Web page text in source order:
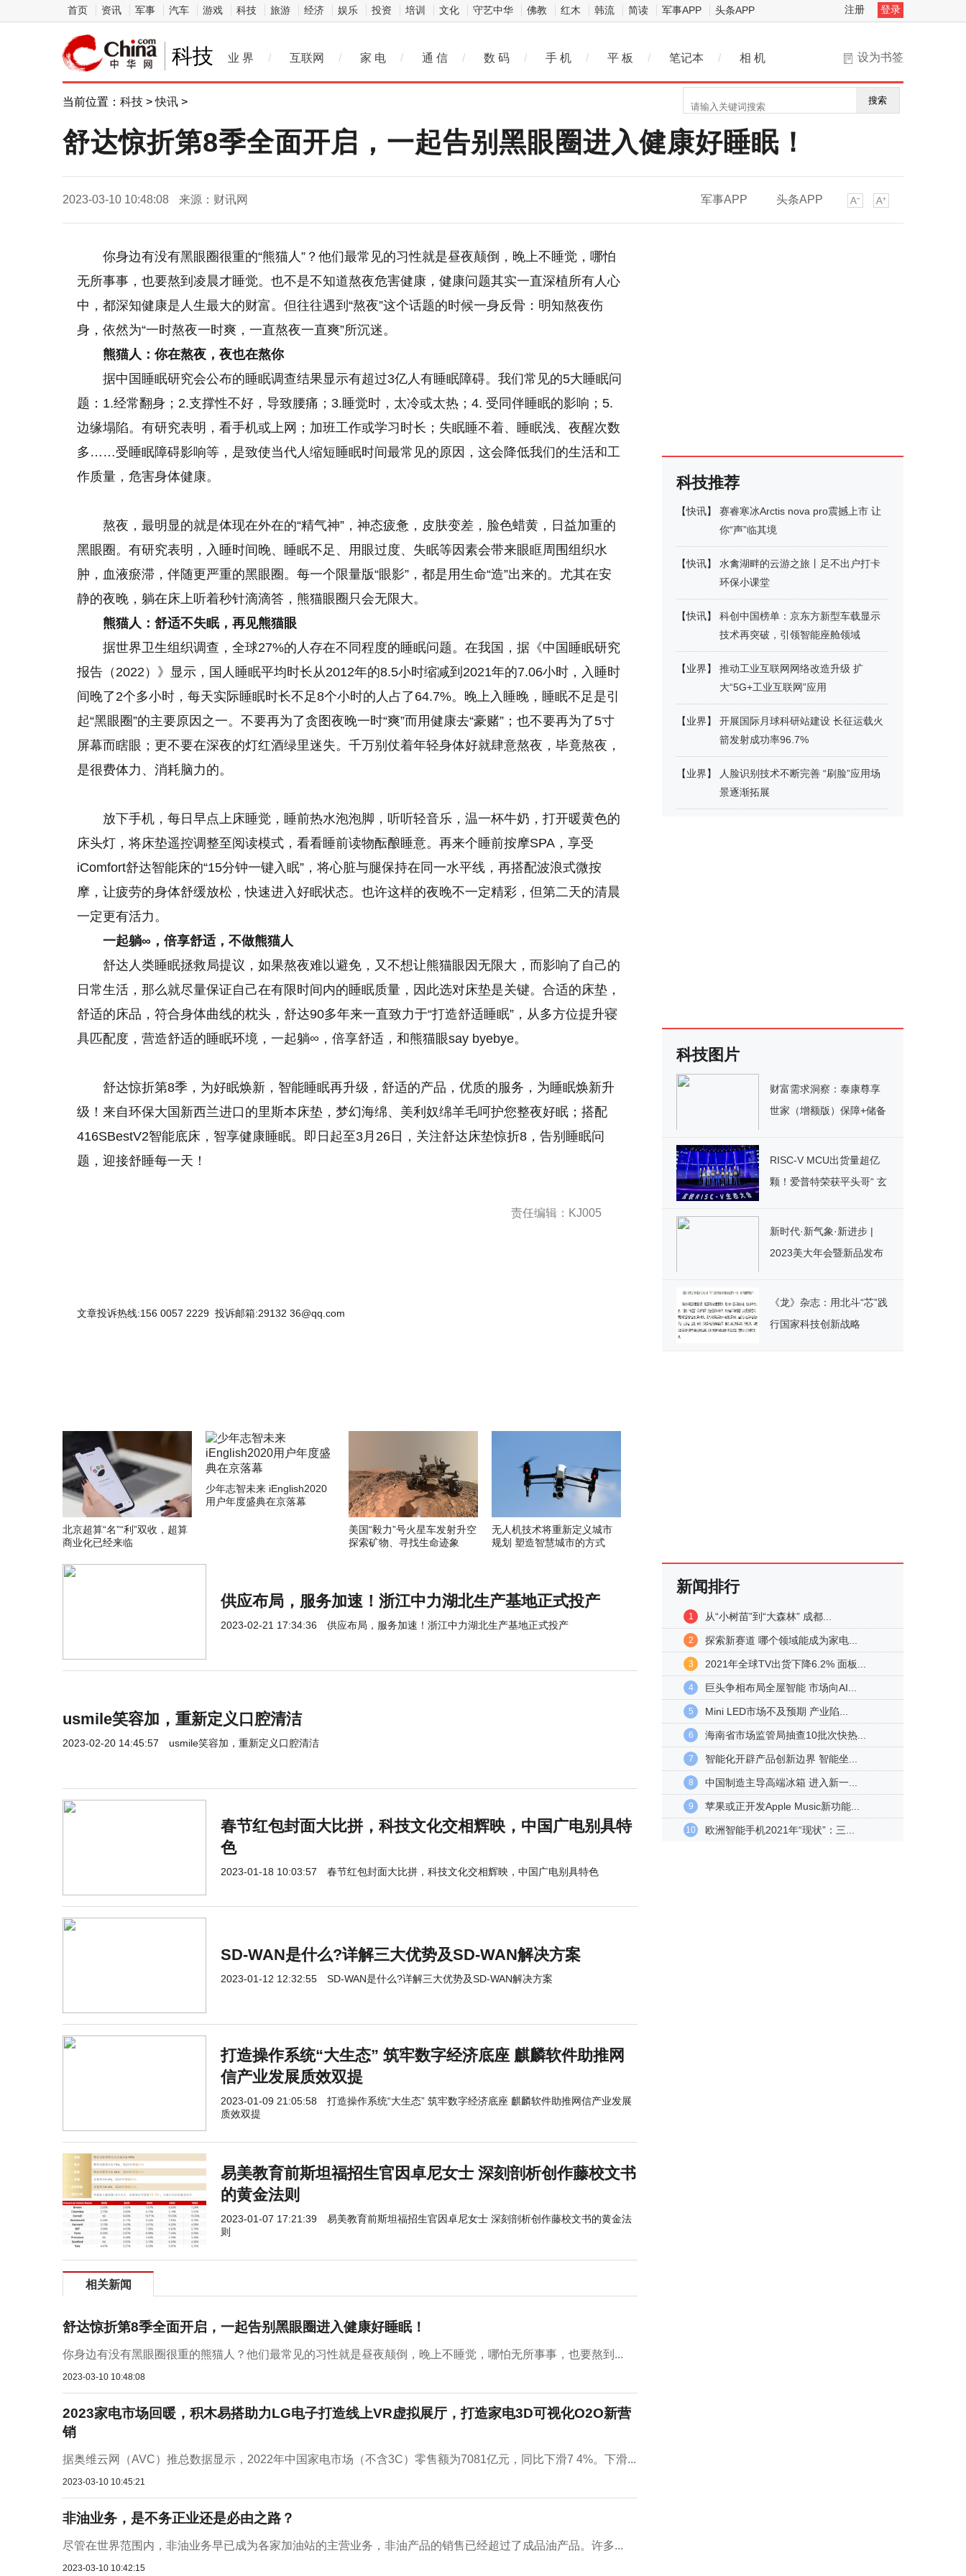
首页 资讯 军事 汽车 游戏 科技 旅游 经济 娱乐 投资 培训 文化 守艺中华 佛教 红木 韩流 简读 军事APP 头条APP 注册 登录
科技 设为书签
业 界 / 互联网 / 家 电 / 通 信 / 数 码 / 手 机 / 平 板 / 笔记本 / 相 机
当前位置： 科技 >快讯 > 搜索
舒达惊折第8季全面开启，一起告别黑眼圈进入健康好睡眠！
2023-03-10 10:48:08 来源：财讯网 军事APP 头条APP
你身边有没有黑眼圈很重的“熊猫人”？他们最常见的习性就是昼夜颠倒，晚上不睡觉，哪怕
无所事事，也要熬到凌晨才睡觉。也不是不知道熬夜危害健康，健康问题其实一直深植所有人心
中，都深知健康是人生最大的财富。但往往遇到“熬夜”这个话题的时候一身反骨：明知熬夜伤
身，依然为“一时熬夜一时爽，一直熬夜一直爽”所沉迷。
熊猫人：你在熬夜，夜也在熬你
据中国睡眠研究会公布的睡眠调查结果显示有超过3亿人有睡眠障碍。我们常见的5大睡眠问
题：1.经常翻身；2.支撑性不好，导致腰痛；3.睡觉时，太冷或太热；4. 受同伴睡眠的影响；5.
边缘塌陷。有研究表明，看手机或上网；加班工作或学习时长；失眠睡不着、睡眠浅、夜醒次数
多……受睡眠障碍影响等，是致使当代人缩短睡眠时间最常见的原因，这会降低我们的生活和工
作质量，危害身体健康。
熬夜，最明显的就是体现在外在的“精气神”，神态疲惫，皮肤变差，脸色蜡黄，日益加重的
黑眼圈。有研究表明，入睡时间晚、睡眠不足、用眼过度、失眠等因素会带来眼眶周围组织水
肿，血液瘀滞，伴随更严重的黑眼圈。每一个限量版“眼影”，都是用生命“造”出来的。尤其在安
静的夜晚，躺在床上听着秒针滴滴答，熊猫眼圈只会无限大。
熊猫人 ： 舒适不失眠，再见熊猫眼
据世界卫生组织调查，全球27%的人存在不同程度的睡眠问题。在我国，据《中国睡眠研究
报告（2022）》显示，国人睡眠平均时长从2012年的8.5小时缩减到2021年的7.06小时，入睡时
间晚了2个多小时，每天实际睡眠时长不足8个小时的 人占了64.7%。晚上入睡晚，睡眠不足是引
起“黑眼圈”的主要原因之一。不要再为了贪图夜晚一时“爽”而用健康去“豪赌”；也不要再为了5寸
屏幕而瞎眼；更不要在深夜的灯红酒绿里迷失。千万别仗着年轻身体好就肆意熬夜，毕竟熬夜，
是很费体力、消耗脑力的。
放下手机，每日早点上床睡觉，睡前热水泡泡脚，听听轻音乐，温一杯牛奶，打开暖黄色的
床头灯，将床垫遥控调整至阅读模式，看看睡前读物酝酿睡意。再来个睡前按摩SPA，享受
iComfort舒达智能床的“15分钟一键入眠”，将心脏与腿保持在同一水平线，再搭配波浪式微按
摩，让疲劳的身体舒缓放松，快速进入好眠状态。也许这样的夜晚不一定精彩，但第二天的清晨
一定更有活力。
一起躺∞，倍享舒适 ，不做熊猫人
舒达人类睡眠拯救局提议，如果熬夜难以避免，又不想让熊猫眼因无限大，而影响了自己的
日常生活，那么就尽量保证自己在有限时间内的睡眠质量，因此选对床垫是关键。合适的床垫，
舒适的床品，符合身体曲线的枕头，舒达90多年来一直致力于“打造舒适睡眠”，从多方位提升寝
具匹配度，营造舒适的睡眠环境，一起躺∞，倍享舒适，和熊猫眼say byebye。
舒达惊折第8季，为好眠焕新，智能睡眠再升级，舒适的产品，优质的服务，为睡眠焕新升
级！来自环保大国新西兰进口的里斯本床垫，梦幻海绵、美利奴绵羊毛呵护您整夜好眠；搭配
416SBestV2智能底床，智享健康睡眠。即日起至3月26日，关注舒达床垫惊折8，告别睡眠问
题，迎接舒睡每一天！
责任编辑：KJ005
文章投诉热线:156 0057 2229 投诉邮箱:29132 36@qq.com
北京超算“名”“利”双收，超算
商业化已经来临
少年志智未来 iEnglish2020
用户年度盛典在京落幕
美国“毅力”号火星车发射升空
探索矿物、寻找生命迹象
无人机技术将重新定义城市
规划 塑造智慧城市的方式
供应布局，服务加速！浙江中力湖北生产基地正式投产
2023-02-21 17:34:36 供应布局，服务加速！浙江中力湖北生产基地正式投产
usmile笑容加，重新定义口腔清洁
2023-02-20 14:45:57 usmile笑容加，重新定义口腔清洁
春节红包封面大比拼，科技文化交相辉映，中国广电别具特
色
2023-01-18 10:03:57 春节红包封面大比拼，科技文化交相辉映，中国广电别具特色
SD-WAN是什么?详解三大优势及SD-WAN解决方案
2023-01-12 12:32:55 SD-WAN是什么?详解三大优势及SD-WAN解决方案
打造操作系统“大生态” 筑牢数字经济底座 麒麟软件助推网
信产业发展质效双提
2023-01-09 21:05:58
打造操作系统“大生态” 筑牢数字经济底座 麒麟软件助推网信产业发展
质效双提
易美教育前斯坦福招生官因卓尼女士 深刻剖析创作藤校文书
的黄金法则
2023-01-07 17:21:39
易美教育前斯坦福招生官因卓尼女士 深刻剖析创作藤校文书的黄金法
则
相关新闻
舒达惊折第8季全面开启，一起告别黑眼圈进入健康好睡眠！
你身边有没有黑眼圈很重的熊猫人？他们最常见的习性就是昼夜颠倒，晚上不睡觉，哪怕无所事事，也要熬到...
2023-03-10 10:48:08
2023家电市场回暖，积木易搭助力LG电子打造线上VR虚拟展厅，打造家电3D可视化O2O新营
销
据奥维云网（AVC）推总数据显示，2022年中国家电市场（不含3C）零售额为7081亿元，同比下滑7 4%。下滑...
2023-03-10 10:45:21
非油业务，是不务正业还是必由之路？
尽管在世界范围内，非油业务早已成为各家加油站的主营业务，非油产品的销售已经超过了成品油产品。许多...
2023-03-10 10:42:15
科技推荐
【快讯】
赛睿寒冰Arctis nova pro震撼上市 让
你“声”临其境
【快讯】
水禽湖畔的云游之旅丨足不出户打卡
环保小课堂
【快讯】
科创中国榜单：京东方新型车载显示
技术再突破，引领智能座舱领域
【业界】
推动工业互联网网络改造升级 扩
大“5G+工业互联网”应用
【业界】
开展国际月球科研站建设 长征运载火
箭发射成功率96.7%
【业界】
人脸识别技术不断完善 “刷脸”应用场
景逐渐拓展
科技图片
财富需求洞察：泰康尊享
世家（增额版）保障+储备
RISC-V MCU出货量超亿
颗！爱普特荣获平头哥“ 玄
新时代·新气象·新进步 |
2023美大年会暨新品发布
《龙》杂志：用北斗“芯”践
行国家科技创新战略
新闻排行
1 从“小树苗”到“大森林” 成都...
2 探索新赛道 哪个领域能成为家电...
3 2021年全球TV出货下降6.2% 面板...
4 巨头争相布局全屋智能 市场向AI...
5 Mini LED市场不及预期 产业陷...
6 海南省市场监管局抽查10批次快热...
7 智能化开辟产品创新边界 智能坐...
8 中国制造主导高端冰箱 进入新一...
9 苹果或正开发Apple Music新功能...
10 欧洲智能手机2021年“现状”：三...